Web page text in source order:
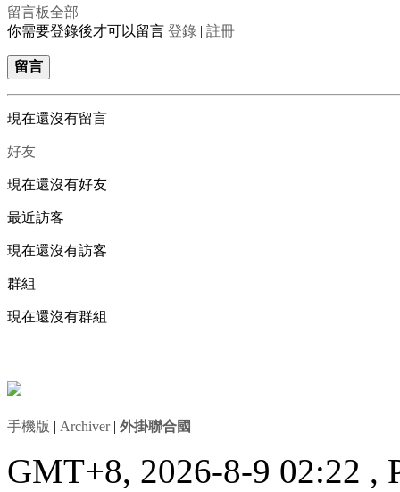
留言板全部
你需要登錄後才可以留言 登錄 | 註冊
留言
現在還沒有留言
好友
現在還沒有好友
最近訪客
現在還沒有訪客
群組
現在還沒有群組
手機版 | Archiver| 外掛聯合國
GMT+8, 2026-8-9 02:22 ,